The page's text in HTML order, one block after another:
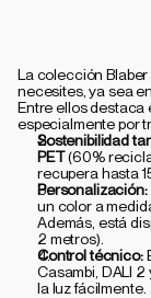
La colección
necesites, ya sea
Entre ellos destaca
especialmente por
Sostenibilidad
PET (60%
recupera hasta
Personalización:
un color a
Además, está
2 metros).
Control técnico:
Casambi, DALI
la luz fácilmente.